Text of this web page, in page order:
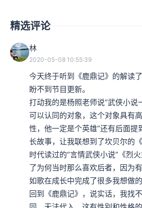
严谨，又有哪一些武侠小说就是让你
武侠小说的读者为何追求“逃避”？
本集编辑：dy、天真
精选评论
林
2020-05-08 10:55:39
今天终于听到《鹿鼎记》的解读
盼不到节目更新。
打动我的是杨照老师说“武侠小说
可以认同的对象，这个对象具有
性，他一定是个英雄”还有后面
长故事，让我联想到了坎贝尔的
时代读过的“言情武侠小说”《烈
了为何当时那么喜欢后者，因为
如歌在成长中完成了很多我想做的
回到《鹿鼎记》，说实话，我找